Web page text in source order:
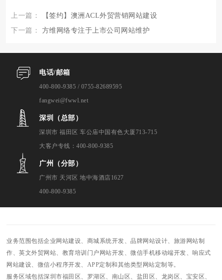
上一篇：
【签约】澳洲ACL外贸营销网站建设
下一篇： 方维网络专注于上市公司网站维护
电话/邮箱
400-800-9385 / 0755-82689595
fangwei@fwwl.net
深圳（总部）
深圳市 福田区 车公庙中国有色大厦713-715
大客户专线：400-800-9385
广州（分部）
广州市 天河区 地中海酒店1627
400-800-9385
业务范围包括企业网站建设、商城系统开发、品牌网站设计、旅游网站制
作、英文外贸网站、教育培训门户网站开发、微信手机移动端开发、响应式
网站建设、微信小程序开发、APP定制和其他类型网站定制等。
服务区域包括深圳市福田区、罗湖区、南山区、盐田区、龙岗区、宝安区、